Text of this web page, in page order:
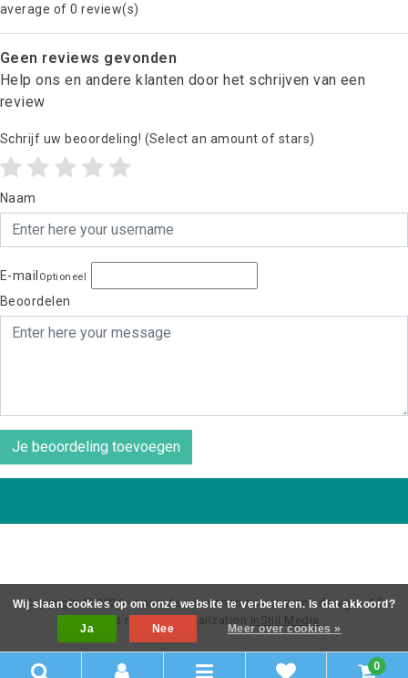
average of 0 review(s)
Geen reviews gevonden
Help ons en andere klanten door het schrijven van een
review
Schrijf uw beoordeling! (Select an amount of stars)
Naam
E-mail Optioneel
Beoordelen
Je beoordeling toevoegen
Copyright © 2026 - coos de wit wonen scaninavsch design - All
rights reserved - Realization InStijl Media
0
Wij slaan cookies op om onze website te verbeteren. Is dat akkoord?
Ja
Nee Meer over cookies »